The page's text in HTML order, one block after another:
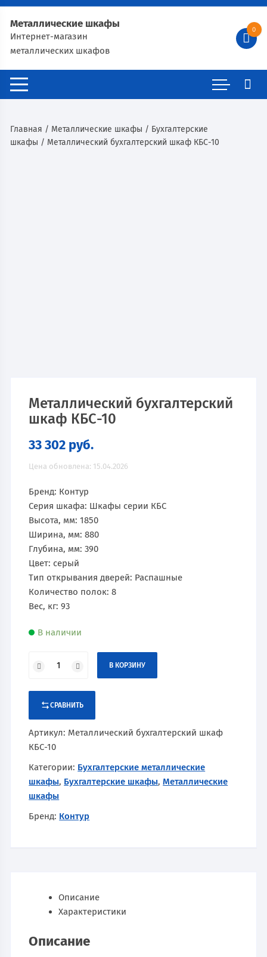
Металлические шкафы
Интернет-магазин
металлических шкафов
0
Главная / Металлические шкафы / Бухгалтерские
шкафы / Металлический бухгалтерский шкаф КБС-10
Металлический бухгалтерский
шкаф КБС-10
33 302 руб.
Цена обновлена: 15.04.2026
Бренд: Контур
Серия шкафа: Шкафы серии КБС
Высота, мм: 1850
Ширина, мм: 880
Глубина, мм: 390
Цвет: серый
Тип открывания дверей: Распашные
Количество полок: 8
Вес, кг: 93
В наличии
В КОРЗИНУ
СРАВНИТЬ
Артикул: Металлический бухгалтерский шкаф
КБС-10
Категории: Бухгалтерские металлические
шкафы, Бухгалтерские шкафы,Металлические
шкафы
Бренд: Контур
Описание
Характеристики
Описание